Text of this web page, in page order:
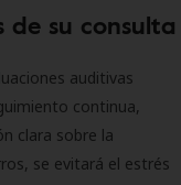
su consulta
auditivas
continua,
clara sobre la
se evitará el estrés